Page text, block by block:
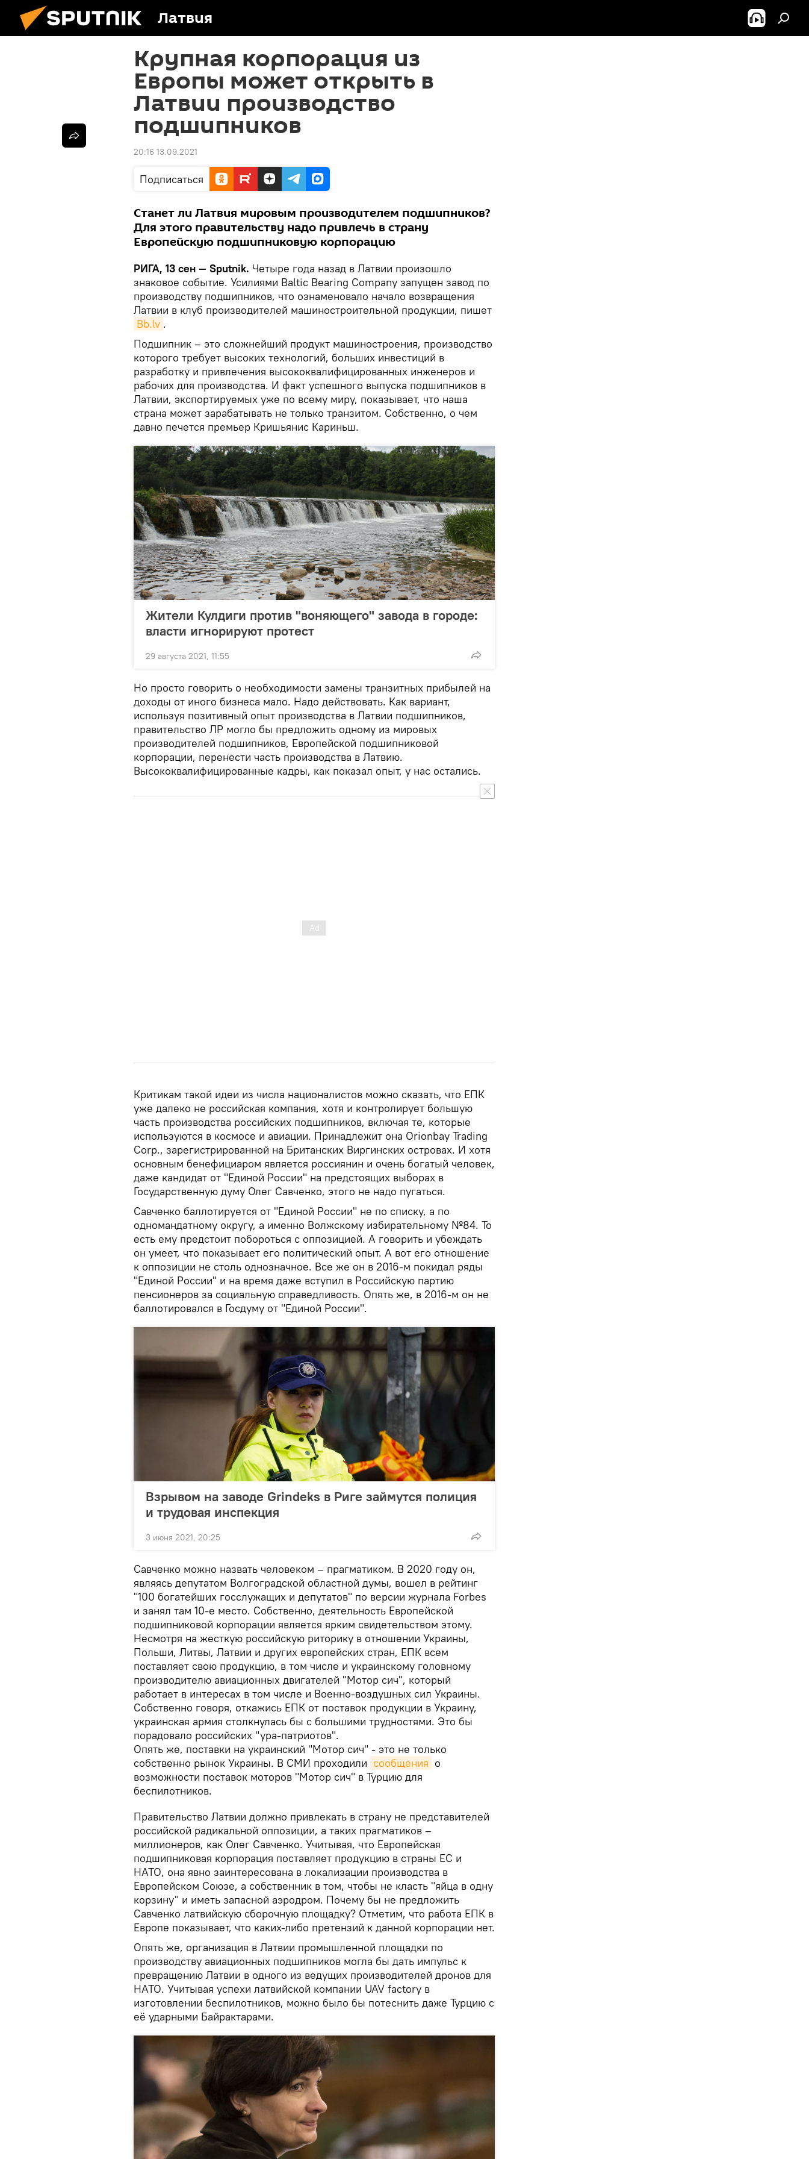
Латвия
Крупная корпорация из
Европы может открыть в
Латвии производство
подшипников
20:16 13.09.2021
Подписаться
Станет ли Латвия мировым производителем подшипников?
Для этого правительству надо привлечь в страну
Европейскую подшипниковую корпорацию
РИГА, 13 сен — Sputnik. Четыре года назад в Латвии произошло
знаковое событие. Усилиями Baltic Bearing Company запущен завод по
производству подшипников, что ознаменовало начало возвращения
Латвии в клуб производителей машиностроительной продукции, пишет
Bb.lv .
Подшипник – это сложнейший продукт машиностроения, производство
которого требует высоких технологий, больших инвестиций в
разработку и привлечения высококвалифицированных инженеров и
рабочих для производства. И факт успешного выпуска подшипников в
Латвии, экспортируемых уже по всему миру, показывает, что наша
страна может зарабатывать не только транзитом. Собственно, о чем
давно печется премьер Кришьянис Кариньш.
Жители Кулдиги против "воняющего" завода в городе:
власти игнорируют протест
29 августа 2021, 11:55
Но просто говорить о необходимости замены транзитных прибылей на
доходы от иного бизнеса мало. Надо действовать. Как вариант,
используя позитивный опыт производства в Латвии подшипников,
правительство ЛР могло бы предложить одному из мировых
производителей подшипников, Европейской подшипниковой
корпорации, перенести часть производства в Латвию.
Высококвалифицированные кадры, как показал опыт, у нас остались.
Критикам такой идеи из числа националистов можно сказать, что ЕПК
уже далеко не российская компания, хотя и контролирует большую
часть производства российских подшипников, включая те, которые
используются в космосе и авиации. Принадлежит она Orionbay Trading
Corp., зарегистрированной на Британских Виргинских островах. И хотя
основным бенефициаром является россиянин и очень богатый человек,
даже кандидат от "Единой России" на предстоящих выборах в
Государственную думу Олег Савченко, этого не надо пугаться.
Савченко баллотируется от "Единой России" не по списку, а по
одномандатному округу, а именно Волжскому избирательному №84. То
есть ему предстоит побороться с оппозицией. А говорить и убеждать
он умеет, что показывает его политический опыт. А вот его отношение
к оппозиции не столь однозначное. Все же он в 2016-м покидал ряды
"Единой России" и на время даже вступил в Российскую партию
пенсионеров за социальную справедливость. Опять же, в 2016-м он не
баллотировался в Госдуму от "Единой России".
Взрывом на заводе Grindeks в Риге займутся полиция
и трудовая инспекция
3 июня 2021, 20:25
Савченко можно назвать человеком – прагматиком. В 2020 году он,
являясь депутатом Волгоградской областной думы, вошел в рейтинг
"100 богатейших госслужащих и депутатов" по версии журнала Forbes
и занял там 10-е место. Собственно, деятельность Европейской
подшипниковой корпорации является ярким свидетельством этому.
Несмотря на жесткую российскую риторику в отношении Украины,
Польши, Литвы, Латвии и других европейских стран, ЕПК всем
поставляет свою продукцию, в том числе и украинскому головному
производителю авиационных двигателей "Мотор сич", который
работает в интересах в том числе и Военно-воздушных сил Украины.
Собственно говоря, откажись ЕПК от поставок продукции в Украину,
украинская армия столкнулась бы с большими трудностями. Это бы
порадовало российских "ура-патриотов".
Опять же, поставки на украинский "Мотор сич" - это не только
собственно рынок Украины. В СМИ проходили сообщения о
возможности поставок моторов "Мотор сич" в Турцию для
беспилотников.
Правительство Латвии должно привлекать в страну не представителей
российской радикальной оппозиции, а таких прагматиков –
миллионеров, как Олег Савченко. Учитывая, что Европейская
подшипниковая корпорация поставляет продукцию в страны ЕС и
НАТО, она явно заинтересована в локализации производства в
Европейском Союзе, а собственник в том, чтобы не класть "яйца в одну
корзину" и иметь запасной аэродром. Почему бы не предложить
Савченко латвийскую сборочную площадку? Отметим, что работа ЕПК в
Европе показывает, что каких-либо претензий к данной корпорации нет.
Опять же, организация в Латвии промышленной площадки по
производству авиационных подшипников могла бы дать импульс к
превращению Латвии в одного из ведущих производителей дронов для
НАТО. Учитывая успехи латвийской компании UAV factory в
изготовлении беспилотников, можно было бы потеснить даже Турцию с
её ударными Байрактарами.